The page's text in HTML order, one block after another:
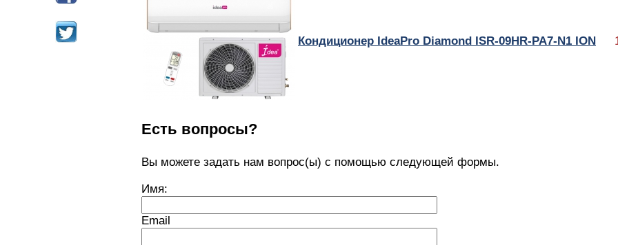
Кондиционер IdeaPro Diamond ISR-09HR-PA7-N1 ION
Есть вопросы?
Вы можете задать нам вопрос(ы) с помощью следующей формы.
Имя:
Email